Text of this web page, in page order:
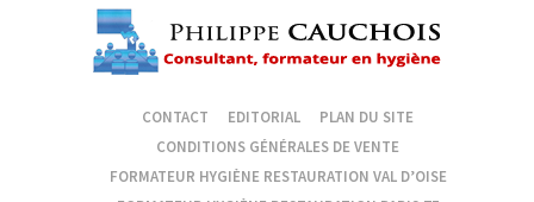
CONTACT EDITORIAL
PLAN DU SITE
CONDITIONS GÉNÉRALES DE VENTE
FORMATEUR HYGIÈNE RESTAURATION VAL D’OISE